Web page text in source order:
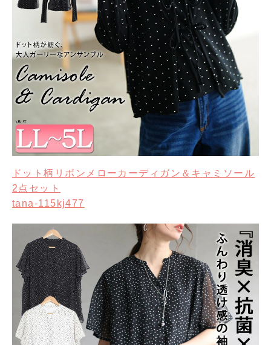
ドット柄リボンメローカーディガン＆キャミソール
2点セット
tana-115kj477